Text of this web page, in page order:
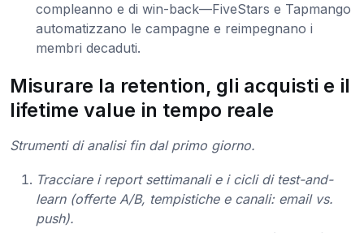
compleanno e di win-back—FiveStars e Tapmango
automatizzano le campagne e reimpegnano i
membri decaduti.
Misurare la retention, gli acquisti e il
lifetime value in tempo reale
Strumenti di analisi fin dal primo giorno.
Tracciare i report settimanali e i cicli di test-and-
learn (offerte A/B, tempistiche e canali: email vs.
push).